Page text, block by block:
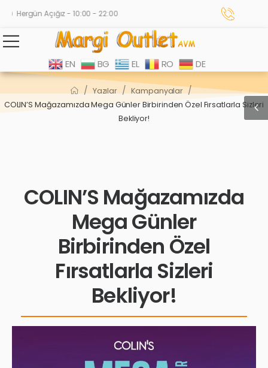
Hergün Açığız - 10:00 - 22:00
EN BG EL RO DE
/ Yazılar / Kampanyalar /
COLIN’S Mağazamızda Mega Günler Birbirinden Özel Fırsatlarla Sizleri
Bekliyor!
COLIN’S Mağazamızda
Mega Günler
Birbirinden Özel
Fırsatlarla Sizleri
Bekliyor!